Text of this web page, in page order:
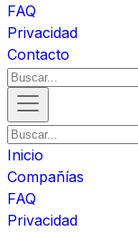
FAQ
Privacidad
Contacto
Inicio
Compañías
FAQ
Privacidad